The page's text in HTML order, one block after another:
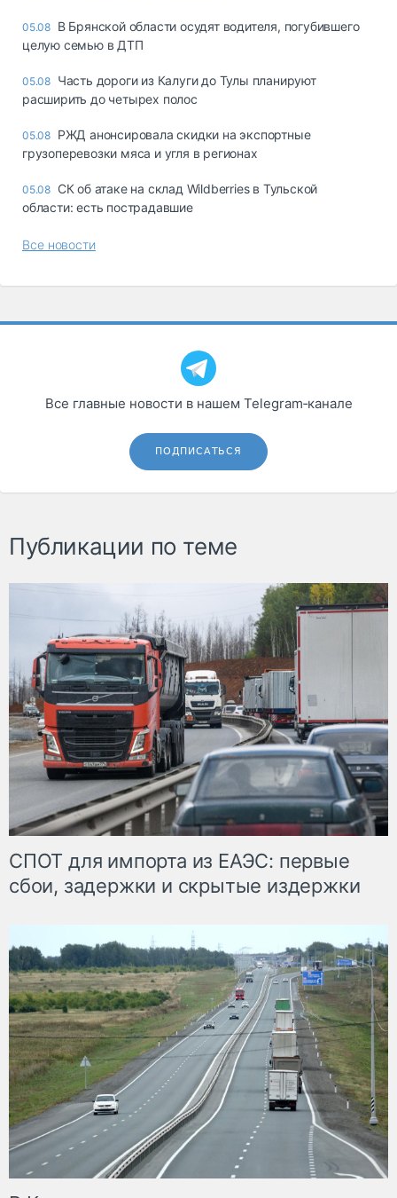
05.08 В Брянской области осудят водителя, погубившего
целую семью в ДТП
05.08 Часть дороги из Калуги до Тулы планируют
расширить до четырех полос
05.08 РЖД анонсировала скидки на экспортные
грузоперевозки мяса и угля в регионах
05.08 СК об атаке на склад Wildberries в Тульской
области: есть пострадавшие
Все новости
Все главные новости в нашем Telegram‑канале
ПОДПИСАТЬСЯ
Публикации по теме
СПОТ для импорта из ЕАЭС: первые
сбои, задержки и скрытые издержки